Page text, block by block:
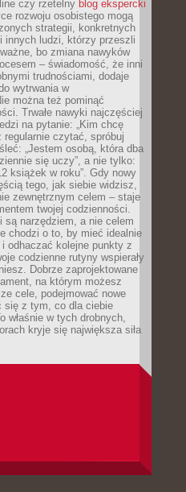
czy rzetelny blog ekspercki
rozwoju osobistego mogą
strategii, konkretnych
innych ludzi, którzy przeszli
bo zmiana nawyków
– świadomość, że inni
trudnościami, dodaje
wytrwania w
można też pominąć
Trwałe nawyki najczęściej
na pytanie: „Kim chcę
regularnie czytać, spróbuj
„Jestem osobą, która dba
się uczy”, a nie tylko:
książek w roku”. Gdy nowy
tego, jak siebie widzisz,
zewnętrznym celem – staje
twojej codzienności.
są narzędziem, a nie celem
chodzi o to, by mieć idealnie
odhaczać kolejne punkty z
codzienne rutyny wspierały
Dobrze zaprojektowane
na którym możesz
cele, podejmować nowe
się z tym, co dla ciebie
właśnie w tych drobnych,
kryje się największa siła